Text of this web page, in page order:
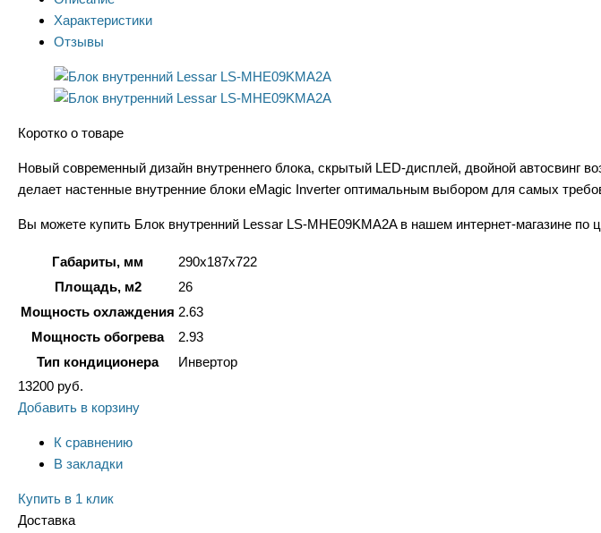
Характеристики
Отзывы
Коротко о товаре
Новый современный дизайн внутреннего блока, скрытый LED-дисплей, двойной автосвинг
делает настенные внутренние блоки eMagic Inverter оптимальным выбором для самых
Вы можете купить Блок внутренний Lessar LS-MHE09KMA2A в нашем интернет-магазине по
Габариты, мм
290x187x722
Площадь, м2
26
Мощность охлаждения 2.63
Мощность обогрева
2.93
Тип кондиционера
Инвертор
13200 руб.
Добавить в корзину
К сравнению
В закладки
Купить в 1 клик
Доставка